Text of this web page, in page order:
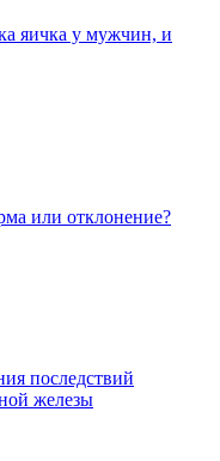
яичка у мужчин, и
или отклонение?
последствий
железы